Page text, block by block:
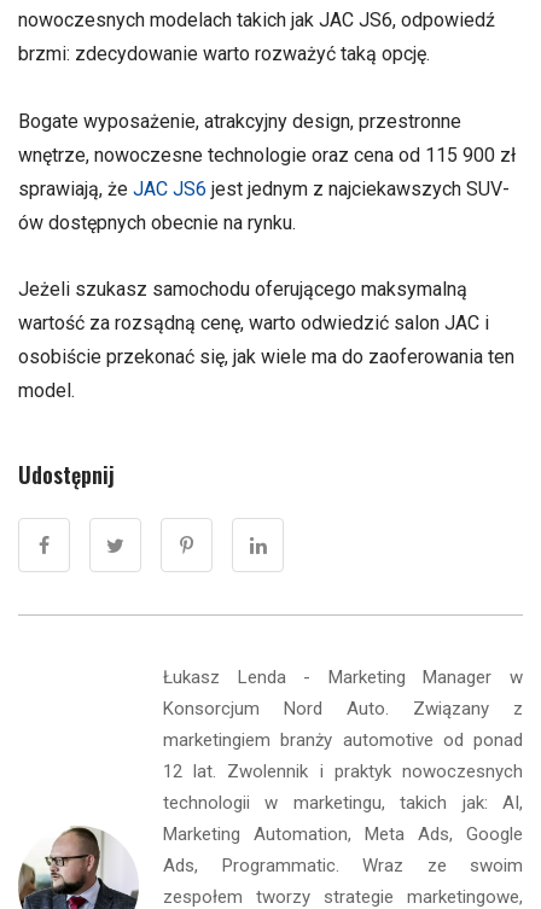
nowoczesnych modelach takich jak JAC JS6, odpowiedź
brzmi: zdecydowanie warto rozważyć taką opcję.
Bogate wyposażenie, atrakcyjny design, przestronne
wnętrze, nowoczesne technologie oraz cena od 115 900 zł
sprawiają, że JAC JS6 jest jednym z najciekawszych SUV-
ów dostępnych obecnie na rynku.
Jeżeli szukasz samochodu oferującego maksymalną
wartość za rozsądną cenę, warto odwiedzić salon JAC i
osobiście przekonać się, jak wiele ma do zaoferowania ten
model.
Udostępnij
Łukasz Lenda - Marketing Manager w
Konsorcjum Nord Auto. Związany z
marketingiem branży automotive od ponad
12 lat. Zwolennik i praktyk nowoczesnych
technologii w marketingu, takich jak: AI,
Marketing Automation, Meta Ads, Google
Ads, Programmatic. Wraz ze swoim
zespołem tworzy strategie marketingowe,